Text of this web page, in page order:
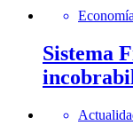
Economía
Sistema